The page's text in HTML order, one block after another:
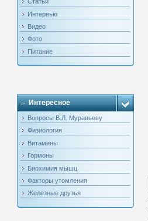
Интервью
Видео
Фото
Питание
Интересное
Вопросы В.Л. Муравьеву
Физиология
Витамины
Гормоны
Биохимия мышц
Факторы утомления
Железные друзья